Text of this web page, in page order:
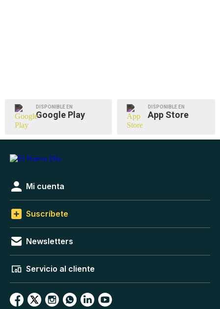
DISPONIBLE EN
Google Play
DISPONIBLE EN
App Store
Mi cuenta
Suscríbete
Newsletters
Servicio al cliente